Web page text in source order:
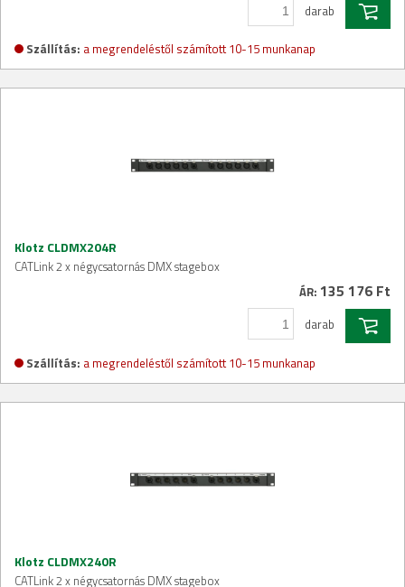
darab
Szállítás: a megrendeléstől számított 10-15 munkanap
Klotz CLDMX204R
CATLink 2 x négycsatornás DMX stagebox
ÁR: 135 176 Ft
darab
Szállítás: a megrendeléstől számított 10-15 munkanap
Klotz CLDMX240R
CATLink 2 x négycsatornás DMX stagebox